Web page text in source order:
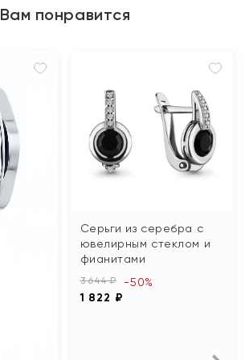
Вам понравится
Серьги из серебра с
ювелирным стеклом и
фианитами
3 644 ₽
1 822 ₽
-50%